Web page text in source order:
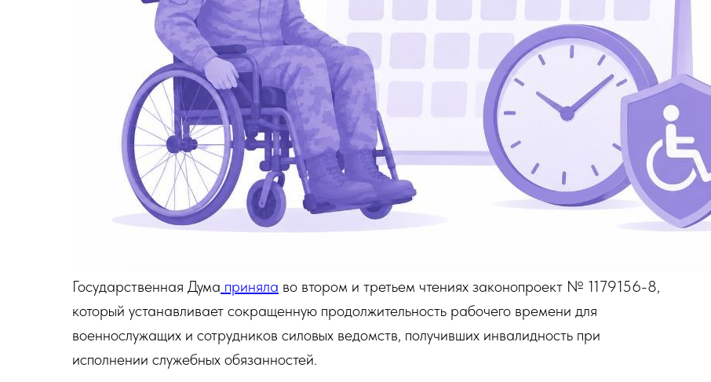
Государственная Дума приняла во втором и третьем чтениях законопроект № 1179156-8,
который устанавливает сокращенную продолжительность рабочего времени для
военнослужащих и сотрудников силовых ведомств, получивших инвалидность при
исполнении служебных обязанностей.